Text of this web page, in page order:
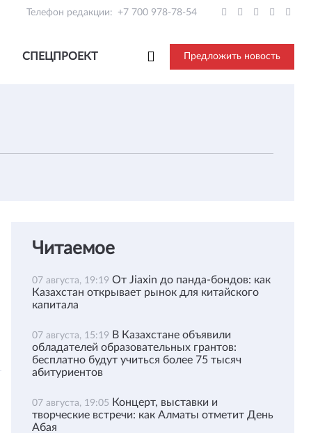
Телефон редакции: +7 700 978-78-54
СПЕЦПРОЕКТ Предложить новость
Читаемое
07 августа, 19:19 От Jiaxin до панда-бондов: как
Казахстан открывает рынок для китайского
капитала
07 августа, 15:19 В Казахстане объявили
обладателей образовательных грантов:
бесплатно будут учиться более 75 тысяч
абитуриентов
07 августа, 19:05 Концерт, выставки и
творческие встречи: как Алматы отметит День
Абая